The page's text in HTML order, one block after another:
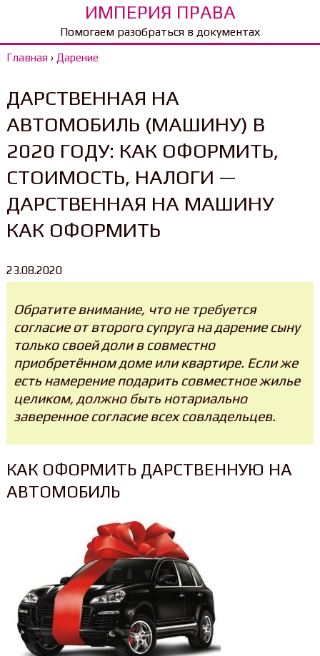
ИМПЕРИЯ ПРАВА
Помогаем разобраться в документах
Главная› Дарение
ДАРСТВЕННАЯ НА
АВТОМОБИЛЬ (МАШИНУ) В
2020 ГОДУ: КАК ОФОРМИТЬ,
СТОИМОСТЬ, НАЛОГИ —
ДАРСТВЕННАЯ НА МАШИНУ
КАК ОФОРМИТЬ
23.08.2020
Обратите внимание, что не требуется
согласие от второго супруга на дарение сыну
только своей доли в совместно
приобретённом доме или квартире. Если же
есть намерение подарить совместное жилье
целиком, должно быть нотариально
заверенное согласие всех совладельцев.
КАК ОФОРМИТЬ ДАРСТВЕННУЮ НА
АВТОМОБИЛЬ